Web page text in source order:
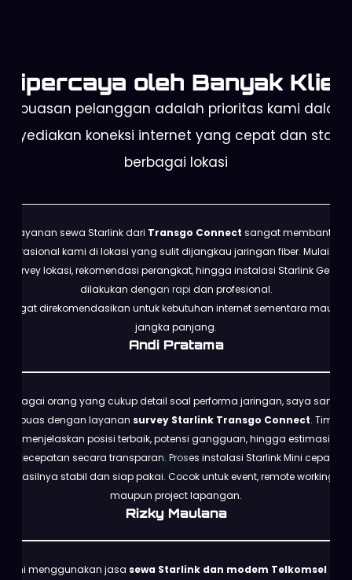
Dipercaya oleh Banyak Klien
Kepuasan pelanggan adalah prioritas kami dalam
koneksi internet yang cepat dan stabil
berbagai lokasi
Layanan sewa Starlink dari Transgo Connect sangat membantu
operasional kami di lokasi yang sulit dijangkau jaringan fiber. Mulai dari
survey lokasi, rekomendasi perangkat, hingga instalasi Starlink Gen 3
dilakukan dengan rapi dan profesional.
Sangat direkomendasikan untuk kebutuhan internet sementara maupun
jangka panjang.
Andi Pratama
Sebagai orang yang cukup detail soal performa jaringan, saya sangat
puas dengan layanan survey Starlink Transgo Connect. Tim
menjelaskan posisi terbaik, potensi gangguan, hingga estimasi
kecepatan secara transparan. Proses instalasi Starlink Mini cepat,
hasilnya stabil dan siap pakai. Cocok untuk event, remote working,
maupun project lapangan.
Rizky Maulana
Kami menggunakan jasa sewa Starlink dan modem Telkomsel dari